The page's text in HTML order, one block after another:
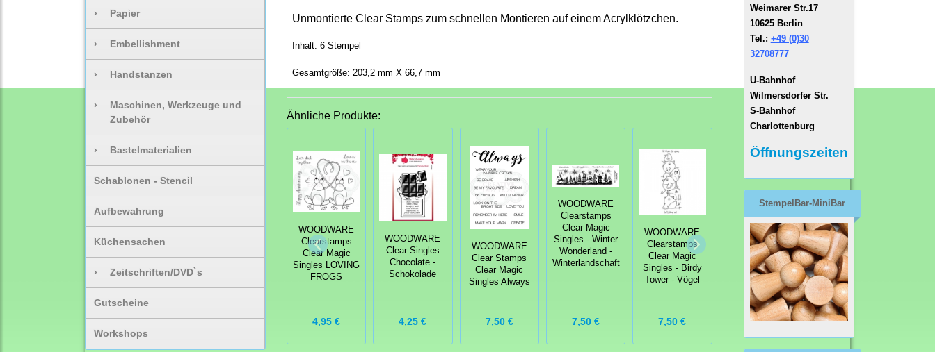
› Papier
› Embellishment
› Handstanzen
›
Maschinen, Werkzeuge und
Zubehör
› Bastelmaterialien
Schablonen - Stencil
Aufbewahrung
Küchensachen
› Zeitschriften/DVD`s
Gutscheine
Workshops
Unmontierte Clear Stamps zum schnellen Montieren auf einem Acrylklötzchen.
Inhalt: 6 Stempel
Gesamtgröße: 203,2 mm X 66,7 mm
Ähnliche Produkte:
WOODWARE
Clearstamps
Clear Magic
Singles LOVING
FROGS
4,95 €
WOODWARE
Clear Singles
Chocolate -
Schokolade
4,25 €
WOODWARE
Clear Stamps
Clear Magic
Singles Always
7,50 €
WOODWARE
Clearstamps
Clear Magic
Singles - Winter
Wonderland -
Winterlandschaft
7,50 €
WOODWARE
Clearstamps
Clear Magic
Singles - Birdy
Tower - Vögel
7,50 €
Woodware Clear
Singles Forest
Gnome
7,50 €
WOODWARE
Clearstamps
Clear Magic
Singles -
Gnome Wishes
7,50 €
Weimarer Str.17
10625 Berlin
Tel.: +49 (0)30
32708777
U-Bahnhof
Wilmersdorfer Str.
S-Bahnhof
Charlottenburg
Öffnungszeiten
StempelBar-MiniBar